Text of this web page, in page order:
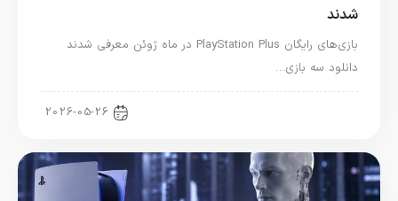
شدند
بازی‌های رایگان PlayStation Plus در ماه ژوئن معرفی شدند
دانلود سه بازی…
2026-05-26